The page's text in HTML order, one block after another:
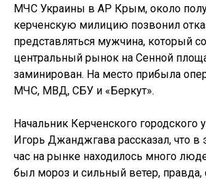
МЧС Украины в АР Крым, около
керченскую милицию позвонил
представляться мужчина, который
центральный рынок на Сенной
заминирован. На место прибыла
МЧС, МВД, СБУ и «Беркут».
Начальник Керченского
Игорь Джанджгава рассказал, что в
час на рынке находилось много
был мороз и сильный ветер, правда,